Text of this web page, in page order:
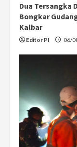
Dua Tersangka
Bongkar
Kalbar
Editor PI 06/